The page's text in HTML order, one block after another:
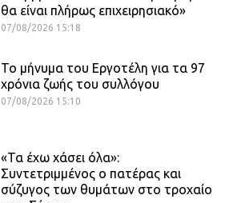
θα είναι πλήρως επιχειρησιακό»
07/08/2026 15:18
Το μήνυμα του Εργοτέλη για τα 97
χρόνια ζωής του συλλόγου
07/08/2026 15:10
«Τα έχω χάσει όλα»:
Συντετριμμένος ο πατέρας και
σύζυγος των θυμάτων στο τροχαίο